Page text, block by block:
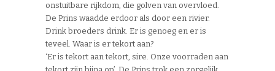
onstuitbare rijkdom, die golven van overvloed.
De Prins waadde erdoor als door een rivier.
Drink broeders drink. Er is genoeg en er is
teveel. Waar is er tekort aan?
‘Er is tekort aan tekort, sire. Onze voorraden aan